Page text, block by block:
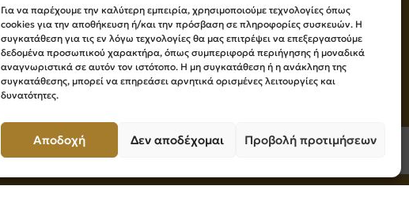
Για να παρέχουμε την καλύτερη εμπειρία, χρησιμοποιούμε τεχνολογίες όπως
cookies για την αποθήκευση ή/και την πρόσβαση σε πληροφορίες συσκευών. Η
συγκατάθεση για τις εν λόγω τεχνολογίες θα μας επιτρέψει να επεξεργαστούμε
δεδομένα προσωπικού χαρακτήρα, όπως συμπεριφορά περιήγησης ή μοναδικά
αναγνωριστικά σε αυτόν τον ιστότοπο. Η μη συγκατάθεση ή η ανάκληση της
συγκατάθεσης, μπορεί να επηρεάσει αρνητικά ορισμένες λειτουργίες και
δυνατότητες.
Αποδοχή Δεν αποδέχομαι Προβολή προτιμήσεων
Εγγραφή
Press Kit